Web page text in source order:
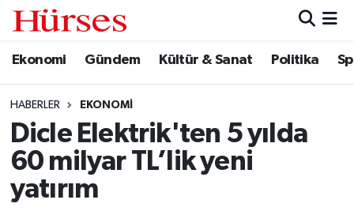
Ekonomi Gündem Kültür & Sanat Politika
HABERLER EKONOMI
Dicle Elektrik'ten 5 yılda
60 milyar TL’lik yeni
yatırım
Ekonomi
Gündem
Kültür & Sanat
Politika
Hava Durumu
Trafik Durumu
Süper Lig Puan Durumu ve Fikstür
Tüm Manşetler